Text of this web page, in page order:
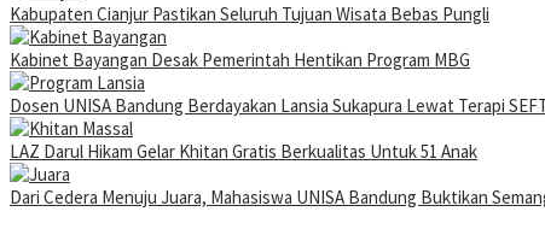
Kabupaten Cianjur Pastikan Seluruh Tujuan Wisata Bebas Pungli
Kabinet Bayangan Desak Pemerintah Hentikan Program MBG
Dosen UNISA Bandung Berdayakan Lansia Sukapura Lewat Terapi
LAZ Darul Hikam Gelar Khitan Gratis Berkualitas Untuk 51 Anak
Dari Cedera Menuju Juara, Mahasiswa UNISA Bandung Buktikan